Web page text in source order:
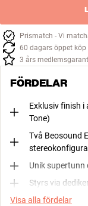
Prismatch - Vi
60 dagars öppet köp
3 års
FÖRDELAR
Exklusiv finish
Tone)
Två Beosound
Unik supertunn
Styrs via
Visa alla fördelar